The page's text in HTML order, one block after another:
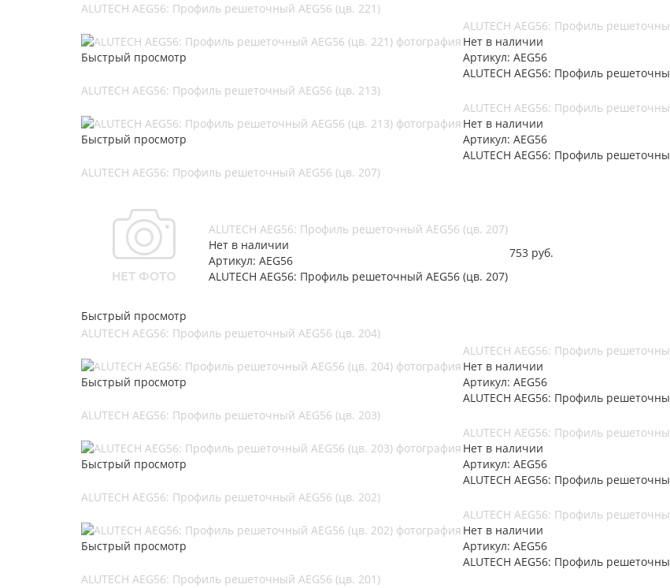
ALUTECH AEG56: Профиль решеточный AEG56 (цв. 221)
Быстрый просмотр
ALUTECH AEG56: Профиль
Нет в наличии
Артикул: AEG56
ALUTECH AEG56: Профиль
ALUTECH AEG56: Профиль решеточный AEG56 (цв. 213)
Быстрый просмотр
ALUTECH AEG56: Профиль
Нет в наличии
Артикул: AEG56
ALUTECH AEG56: Профиль
ALUTECH AEG56: Профиль решеточный AEG56 (цв. 207)
Быстрый просмотр
ALUTECH AEG56: Профиль решеточный AEG56 (цв. 207)
Нет в наличии
Артикул: AEG56
ALUTECH AEG56: Профиль решеточный AEG56 (цв. 207)
753 руб.
ALUTECH AEG56: Профиль решеточный AEG56 (цв. 204)
Быстрый просмотр
ALUTECH AEG56: Профиль
Нет в наличии
Артикул: AEG56
ALUTECH AEG56: Профиль
ALUTECH AEG56: Профиль решеточный AEG56 (цв. 203)
Быстрый просмотр
ALUTECH AEG56: Профиль
Нет в наличии
Артикул: AEG56
ALUTECH AEG56: Профиль
ALUTECH AEG56: Профиль решеточный AEG56 (цв. 202)
Быстрый просмотр
ALUTECH AEG56: Профиль
Нет в наличии
Артикул: AEG56
ALUTECH AEG56: Профиль
ALUTECH AEG56: Профиль решеточный AEG56 (цв. 201)